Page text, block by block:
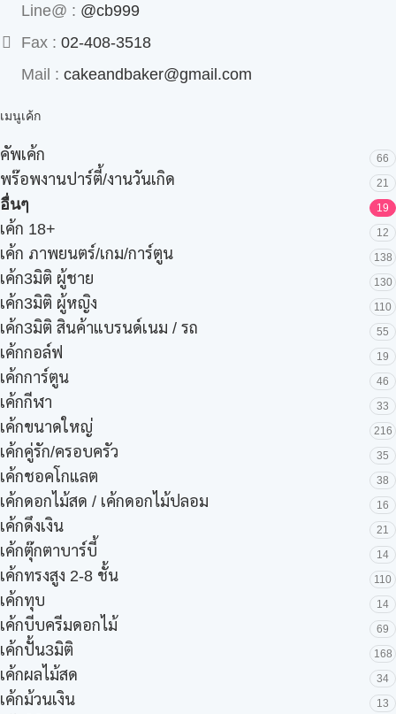
Line@ : @cb999
Fax : 02-408-3518
Mail : cakeandbaker@gmail.com
เมนูเค้ก
คัพเค้ก 66
พร๊อพงานปาร์ตี้/งานวันเกิด 21
อื่นๆ 19
เค้ก 18+ 12
เค้ก ภาพยนตร์/เกม/การ์ตูน 138
เค้ก3มิติ ผู้ชาย 130
เค้ก3มิติ ผู้หญิง 110
เค้ก3มิติ สินค้าแบรนด์เนม / รถ 55
เค้กกอล์ฟ 19
เค้กการ์ตูน 46
เค้กกีฬา 33
เค้กขนาดใหญ่ 216
เค้กคู่รัก/ครอบครัว 35
เค้กชอคโกแลต 38
เค้กดอกไม้สด / เค้กดอกไม้ปลอม 16
เค้กดึงเงิน 21
เค้กตุ๊กตาบาร์บี้ 14
เค้กทรงสูง 2-8 ชั้น 110
เค้กทุบ 14
เค้กบีบครีมดอกไม้ 69
เค้กปั้น3มิติ 168
เค้กผลไม้สด 34
เค้กม้วนเงิน 13